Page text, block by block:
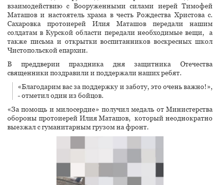
взаимодействию с Вооруженными силами иерей Тимофей
Маташов и настоятель храма в честь Рождества Христова с.
Сахаровка протоиерей Илия Маташов передали нашим
солдатам в Курской области передали необходимые вещи, а
также письма и открытки воспитанников воскресных школ
Чистопольской епархии.
В преддверии праздника дня защитника Отечества
священники поздравили и поддержали наших ребят.
«Благодарим вас за поддержку и заботу, это очень важно!»,
- отметил один из бойцов.
«За помощь и милосердие» получил медаль от Министерства
обороны протоиерей Илия Маташов, который неоднократно
выезжал с гуманитарным грузом на фронт.